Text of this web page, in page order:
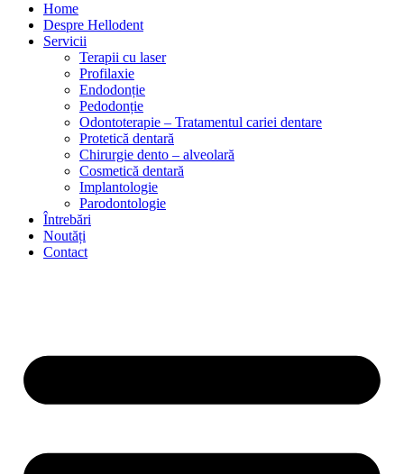
Home
Despre Hellodent
Servicii
Terapii cu laser
Profilaxie
Endodonție
Pedodonție
Odontoterapie – Tratamentul cariei dentare
Protetică dentară
Chirurgie dento – alveolară
Cosmetică dentară
Implantologie
Parodontologie
Întrebări
Noutăți
Contact